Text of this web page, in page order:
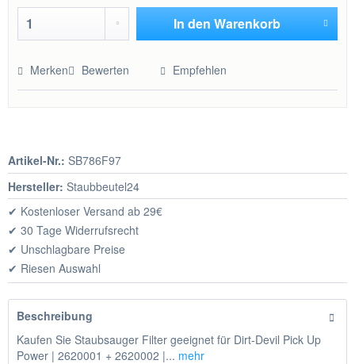
In den Warenkorb
Merken Bewerten Empfehlen
Artikel-Nr.: SB786F97
Hersteller: Staubbeutel24
✔ Kostenloser Versand ab 29€
✔ 30 Tage Widerrufsrecht
✔ Unschlagbare Preise
✔ Riesen Auswahl
Beschreibung
Kaufen Sie Staubsauger Filter geeignet für Dirt-Devil Pick Up
Power | 2620001 + 2620002 |... mehr